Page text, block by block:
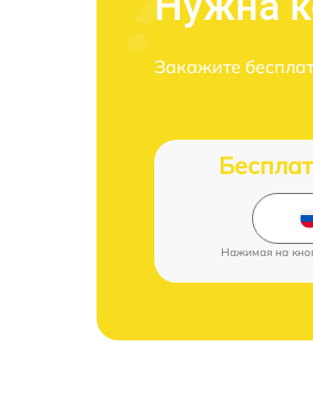
Закажите
Нажимая на